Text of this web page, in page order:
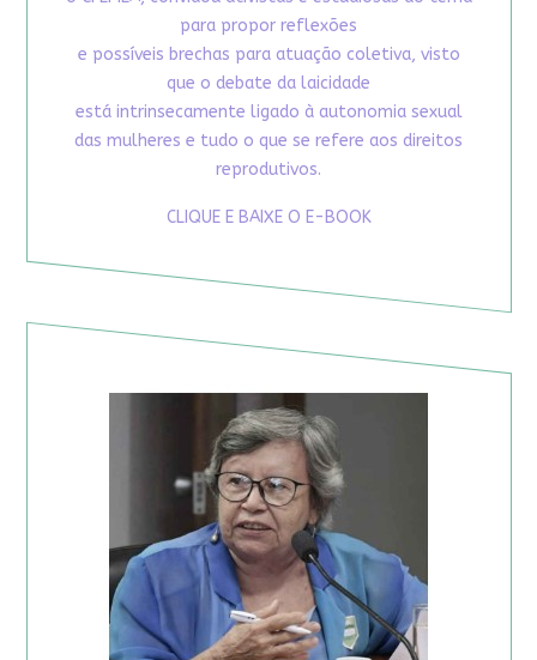
para propor reflexões
e possíveis brechas para atuação coletiva, visto
que o debate da laicidade
está intrinsecamente ligado à autonomia sexual
das mulheres e tudo o que se refere aos direitos
reprodutivos.
CLIQUE E BAIXE O E-BOOK